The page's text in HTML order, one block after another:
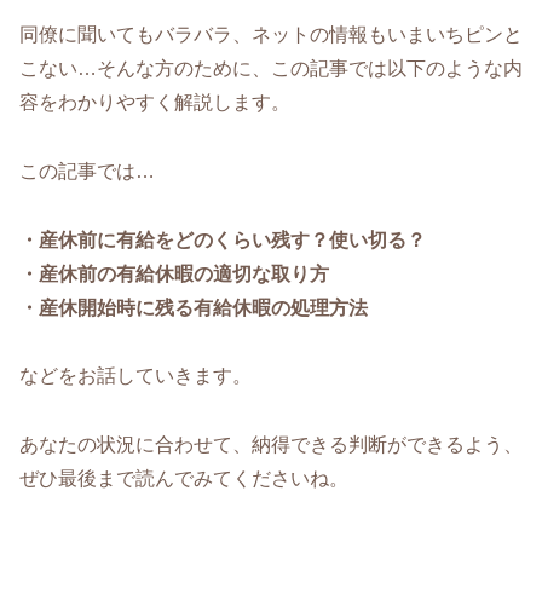
同僚に聞いてもバラバラ、ネットの情報もいまいちピンと
こない…そんな方のために、この記事では以下のような内
容をわかりやすく解説します。
この記事では…
・産休前に有給をどのくらい残す？使い切る？
・産休前の有給休暇の適切な取り方
・産休開始時に残る有給休暇の処理方法
などをお話していきます。
あなたの状況に合わせて、納得できる判断ができるよう、
ぜひ最後まで読んでみてくださいね。